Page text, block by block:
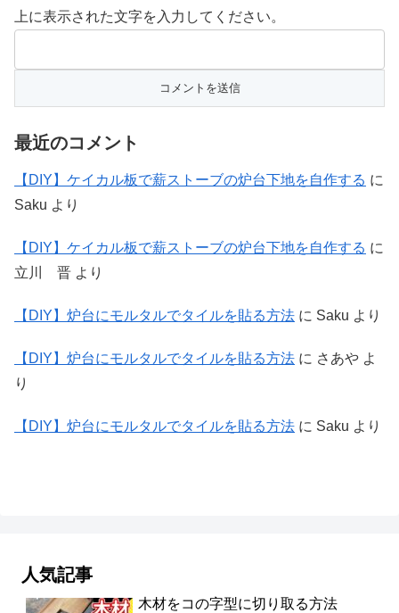
上に表示された文字を入力してください。
最近のコメント
【DIY】ケイカル板で薪ストーブの炉台下地を自作する に
Saku より
【DIY】ケイカル板で薪ストーブの炉台下地を自作する に
立川 晋 より
【DIY】炉台にモルタルでタイルを貼る方法 に Saku より
【DIY】炉台にモルタルでタイルを貼る方法 に さあや よ
り
【DIY】炉台にモルタルでタイルを貼る方法 に Saku より
人気記事
木材をコの字型に切り取る方法